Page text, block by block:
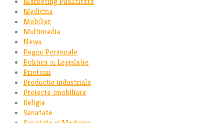
Medicina
Mobilier
Multimedia
News
Pagini Personale
Politica si Legislatie
Prietenii
Productie industriala
Proiecte Imobiliare
Religie
Sanatate